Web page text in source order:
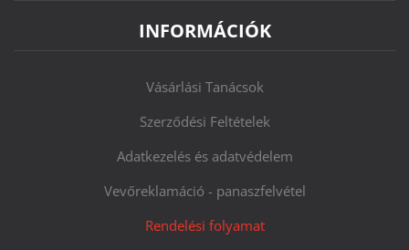
INFORMÁCIÓK
Vásárlási Tanácsok
Szerződési Feltételek
Adatkezelés és adatvédelem
Vevőreklamáció - panaszfelvétel
Rendelési folyamat